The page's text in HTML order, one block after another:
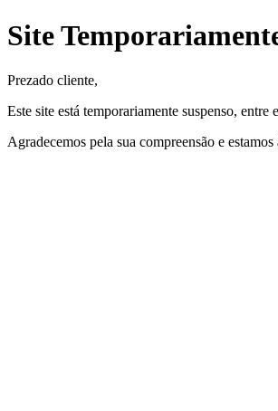
Site
Prezado cliente,
Este site está temporariamente suspenso,
Agradecemos pela sua compreensão e